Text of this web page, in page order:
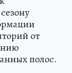
от
полос.